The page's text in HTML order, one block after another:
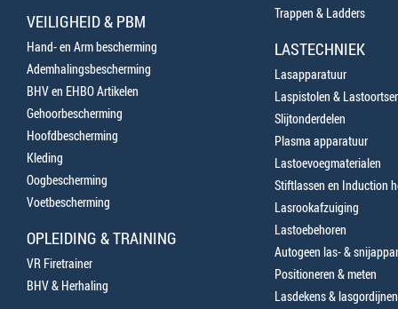
VEILIGHEID & PBM
Hand- en Arm bescherming
Ademhalingsbescherming
BHV en EHBO Artikelen
Gehoorbescherming
Hoofdbescherming
Kleding
Oogbescherming
Voetbescherming
OPLEIDING & TRAINING
VR Firetrainer
BHV & Herhaling
Trappen & Ladders
LASTECHNIEK
Lasapparatuur
Laspistolen &
Slijtonderdelen
Plasma apparatuur
Lastoevoegmaterialen
Stiftlassen en Induction
Lasrookafzuiging
Lastoebehoren
Autogeen las- &
Positioneren & meten
Lasdekens & lasgordijnen